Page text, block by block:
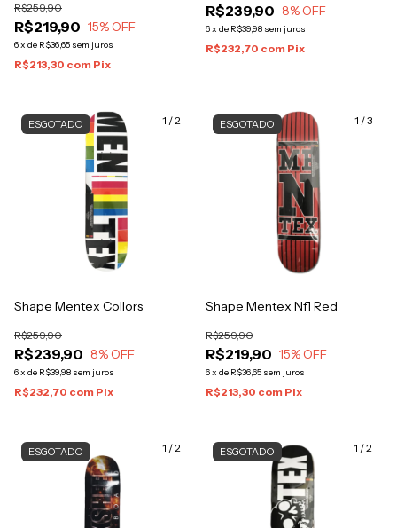
R$219,90
R$259,90
15% OFF
6x de R$36,65 sem juros
R$213,30 com Pix
R$239,90 8% OFF
6x de R$39,98 sem juros
R$232,70 com Pix
1 /2
ESGOTADO
Shape Mentex Collors
R$239,90
R$259,90
8% OFF
6x de R$39,98 sem juros
R$232,70 com Pix
1 /3
ESGOTADO
Shape Mentex Nfl Red
R$219,90
R$259,90
15% OFF
6x de R$36,65 sem juros
R$213,30 com Pix
1 /2
ESGOTADO 1 /2
ESGOTADO